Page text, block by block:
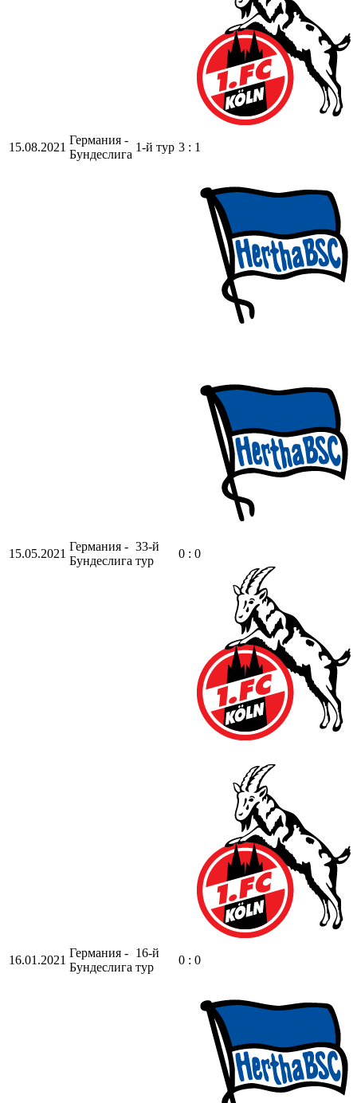
15.08.2021
Германия -
Бундеслига
1-й тур 3 : 1
15.05.2021
Германия -
Бундеслига
33-й
тур
0 : 0
16.01.2021
Германия -
Бундеслига
16-й
тур
0 : 0